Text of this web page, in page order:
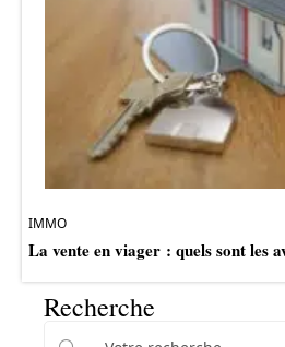
IMMO
La vente en viager : quels sont les
Recherche